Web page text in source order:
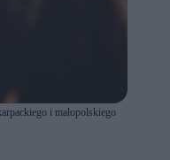
i małopolskiego